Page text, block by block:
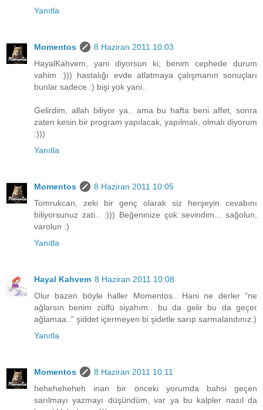
Yanıtla
Momentos
8 Haziran 2011 10:03
HayalKahvem, yani diyorsun ki; benim cephede durum
vahim :))) hastalığı evde atlatmaya çalışmanın sonuçları
bunlar sadece :) bişi yok yani..
Gelirdim, allah biliyor ya.. ama bu hafta beni affet, sonra
zaten kesin bir program yapılacak, yapılmalı, olmalı diyorum
:)))
Yanıtla
Momentos
8 Haziran 2011 10:05
Tomrukcan, zeki bir genç olarak siz herşeyin cevabını
biliyorsunuz zati.. :))) Beğeninize çok sevindim... sağolun,
varolun :)
Yanıtla
Hayal Kahvem 8 Haziran 2011 10:08
Olur bazen böyle haller Momentos.. Hani ne derler "ne
ağlarsın benim zülfü siyahım.. bu da gelir bu da geçer
ağlamaa.." şiddet içermeyen bi şidetle sarıp sarmalandınız:)
Yanıtla
Momentos
8 Haziran 2011 10:11
heheheheheh inan bir önceki yorumda bahsi geçen
sarılmayı yazmayı düşündüm, var ya bu kalpler nasıl da